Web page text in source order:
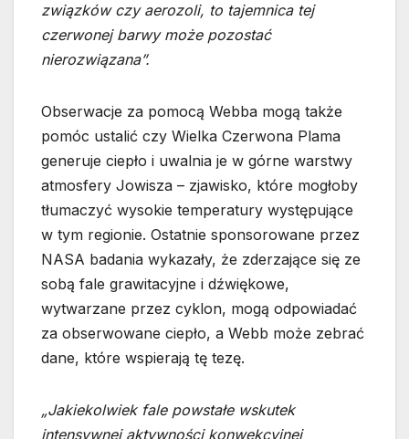
związków czy aerozoli, to tajemnica tej
czerwonej barwy może pozostać
nierozwiązana”.
Obserwacje za pomocą Webba mogą także
pomóc ustalić czy Wielka Czerwona Plama
generuje ciepło i uwalnia je w górne warstwy
atmosfery Jowisza – zjawisko, które mogłoby
tłumaczyć wysokie temperatury występujące
w tym regionie. Ostatnie sponsorowane przez
NASA badania wykazały, że zderzające się ze
sobą fale grawitacyjne i dźwiękowe,
wytwarzane przez cyklon, mogą odpowiadać
za obserwowane ciepło, a Webb może zebrać
dane, które wspierają tę tezę.
„Jakiekolwiek fale powstałe wskutek
intensywnej aktywności konwekcyjnej